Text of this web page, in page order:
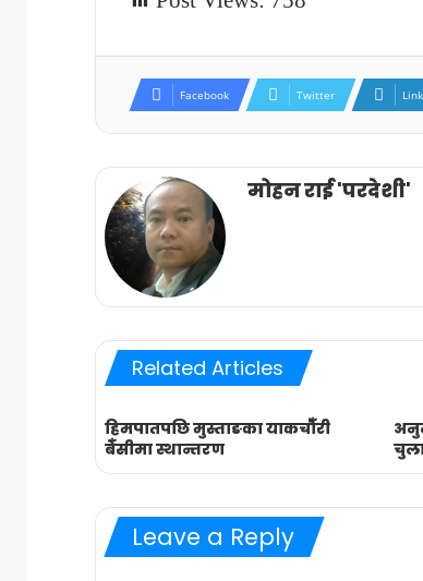
Facebook Twitter
मोहन राई 'परदेशी'
Related Articles
हिमपातपछि मुस्ताङका याकचौँरी
बेँसीमा स्थान्तरण
Leave a Reply